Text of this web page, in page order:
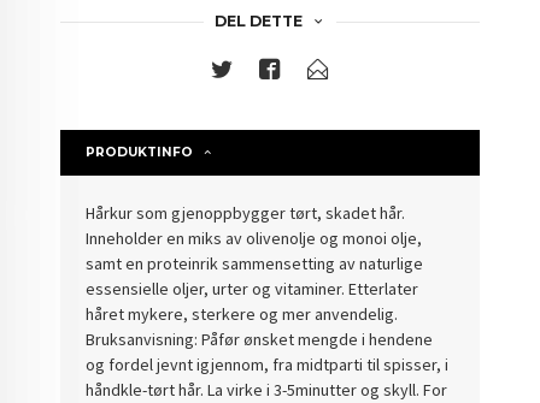
DEL DETTE
PRODUKTINFO
Hårkur som gjenoppbygger tørt, skadet hår.
Inneholder en miks av olivenolje og monoi olje,
samt en proteinrik sammensetting av naturlige
essensielle oljer, urter og vitaminer. Etterlater
håret mykere, sterkere og mer anvendelig.
Bruksanvisning: Påfør ønsket mengde i hendene
og fordel jevnt igjennom, fra midtparti til spisser, i
håndkle-tørt hår. La virke i 3-5minutter og skyll. For